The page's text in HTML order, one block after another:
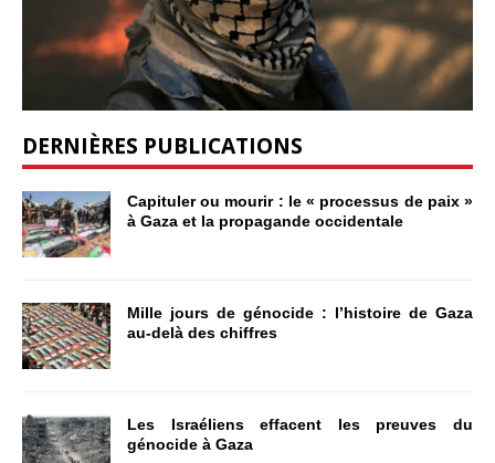
DERNIÈRES PUBLICATIONS
Capituler ou mourir : le « processus de paix »
à Gaza et la propagande occidentale
Mille jours de génocide : l’histoire de Gaza
au-delà des chiffres
Les Israéliens effacent les preuves du
génocide à Gaza